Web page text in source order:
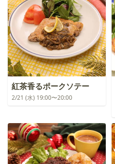
紅茶香るポークソテー
2/21 (水) 19:00〜20:00